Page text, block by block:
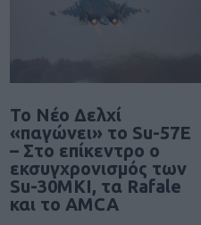
Το Νέο Δελχί
«παγώνει» το Su-57E
– Στο επίκεντρο ο
εκσυγχρονισμός των
Su-30MKI, τα Rafale
και το AMCA